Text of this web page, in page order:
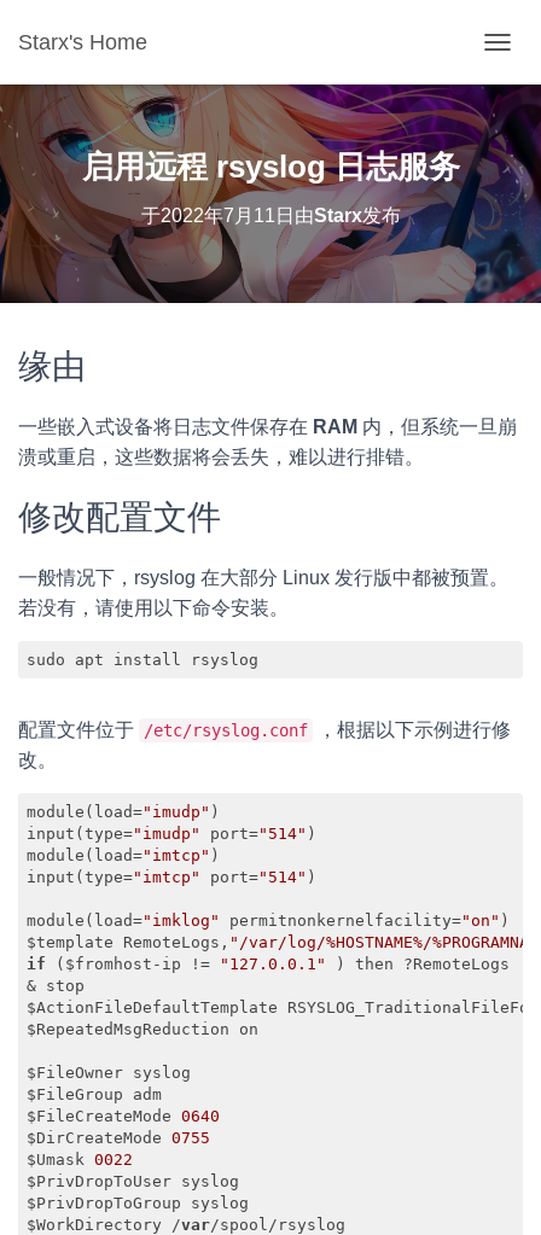
Starx's Home
启用远程 rsyslog 日志服务
于2022年7月11日 由Starx发布
缘由
一些嵌入式设备将日志文件保存在 RAM 内，但系统一旦崩
溃或重启，这些数据将会丢失，难以进行排错。
修改配置文件
一般情况下，rsyslog 在大部分 Linux 发行版中都被预置。
若没有，请使用以下命令安装。
sudo apt install rsyslog
配置文件位于 /etc/rsyslog.conf
，根据以下示例进行修
改。
module(load="imudp" )
input(type="imudp" port="514" )
module(load="imtcp" )
input(type="imtcp" port="514" )
module(load="imklog" permitnonkernelfacility="on" )
$template RemoteLogs, "/var/log/%HOSTNAME%/
if ($fromhost-ip != "127.0.0.1" ) then ?RemoteLogs
& stop
$ActionFileDefaultTemplate
$RepeatedMsgReduction on
$FileOwner syslog
$FileGroup adm
$FileCreateMode 0640
$DirCreateMode 0755
$Umask 0022
$PrivDropToUser syslog
$PrivDropToGroup syslog
$WorkDirectory /var/spool/rsyslog